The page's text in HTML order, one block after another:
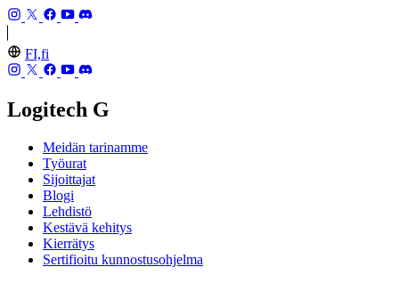
FI,fi
Logitech G
Meidän tarinamme
Työurat
Sijoittajat
Blogi
Lehdistö
Kestävä kehitys
Kierrätys
Sertifioitu kunnostusohjelma